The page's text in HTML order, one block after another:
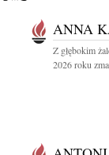
ANNA
Z głębokim
2026 roku